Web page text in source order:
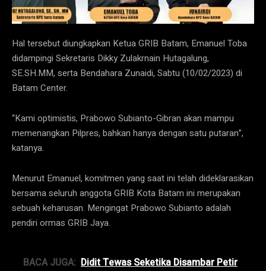
Hal tersebut diungkapkan Ketua GRIB Batam, Emanuel Toba
didampingi Sekretaris Dikky Zulakrnain Hutagalung,
SE.SH.MM, serta Bendahara Zunaidi, Sabtu (10/02/2023) di
Batam Center.
“Kami optimistis, Prabowo Subianto-Gibran akan mampu
memenangkan Pilpres, bahkan hanya dengan satu putaran”,
katanya.
Menurut Emanuel, komitmen yang saat ini telah dideklarasikan
bersama seluruh anggota GRIB Kota Batam ini merupakan
sebuah keharusan. Mengingat Prabowo Subianto adalah
pendiri ormas GRIB Jaya.
BACA JUGA: Didit Tewas Seketika Disambar Petir